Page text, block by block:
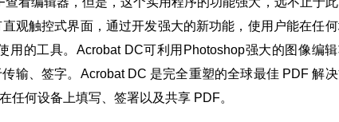
观触控式界面，通过开发强大的新功能，使用户能在任
的工具。Acrobat DC可利用Photoshop强大的图像编
输、签字。Acrobat DC 是完全重塑的全球最佳 PDF 解
任何设备上填写、签署以及共享 PDF。